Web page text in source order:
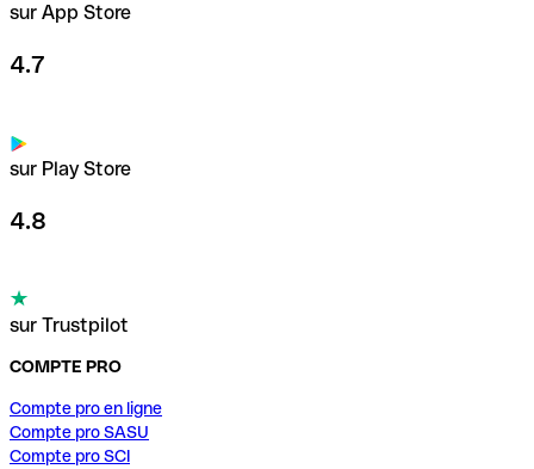
sur App Store
4.7
sur Play Store
4.8
sur Trustpilot
COMPTE PRO
Compte pro en ligne
Compte pro SASU
Compte pro SCI